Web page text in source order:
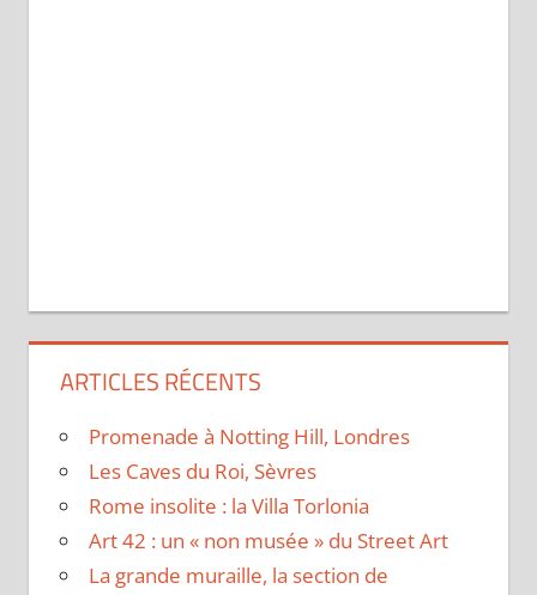
ARTICLES RÉCENTS
Promenade à Notting Hill, Londres
Les Caves du Roi, Sèvres
Rome insolite : la Villa Torlonia
Art 42 : un « non musée » du Street Art
La grande muraille, la section de